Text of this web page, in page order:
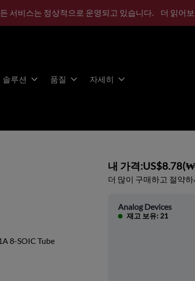
서비스는 정상적으로 운영되고 있습니다. 더 읽어
솔루션 품질 자세히
8-SOIC Tube
내 가격:US$8.78(
더 많이 구매하고 절약
Analog Devices
재고 보유: 21